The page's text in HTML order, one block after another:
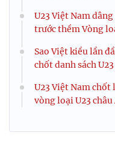
U23 Việt Nam
trước thềm Vòng
Sao Việt kiều lần
chốt danh sách
U23 Việt Nam chốt
vòng loại U23 châu